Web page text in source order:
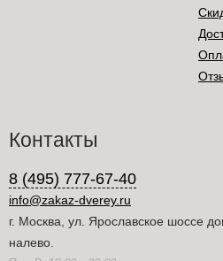
Контакты
8 (495) 777-67-40
info@zakaz-dverey.ru
г. Москва, ул. Ярославское шоссе
налево.